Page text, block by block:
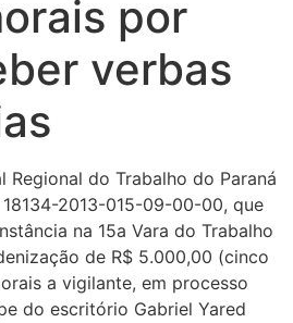
por
verbas
Regional do Trabalho do Paraná
2013-015-09-00-00, que
na 15a Vara do Trabalho
de R$ 5.000,00 (cinco
a vigilante, em processo
do escritório Gabriel Yared